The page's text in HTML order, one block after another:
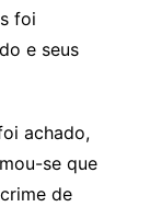
foi
e seus
achado,
se que
de